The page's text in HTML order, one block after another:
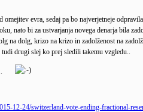
evra, sedaj pa bo najverjetneje
nato bi za ustvarjanja novega denarja bila
na dolg, krizo na krizo in zadolženost na
drugi slej ko prej sledili takemu vzgledu..
12-24/switzerland-vote-ending-fractional-